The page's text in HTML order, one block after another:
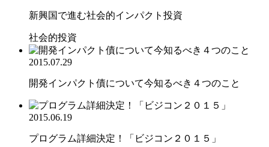
新興国で進む社会的インパクト投資
社会的投資
2015.07.29
開発インパクト債について今知るべき４つのこと
2015.06.19
プログラム詳細決定！「ビジコン２０１５」